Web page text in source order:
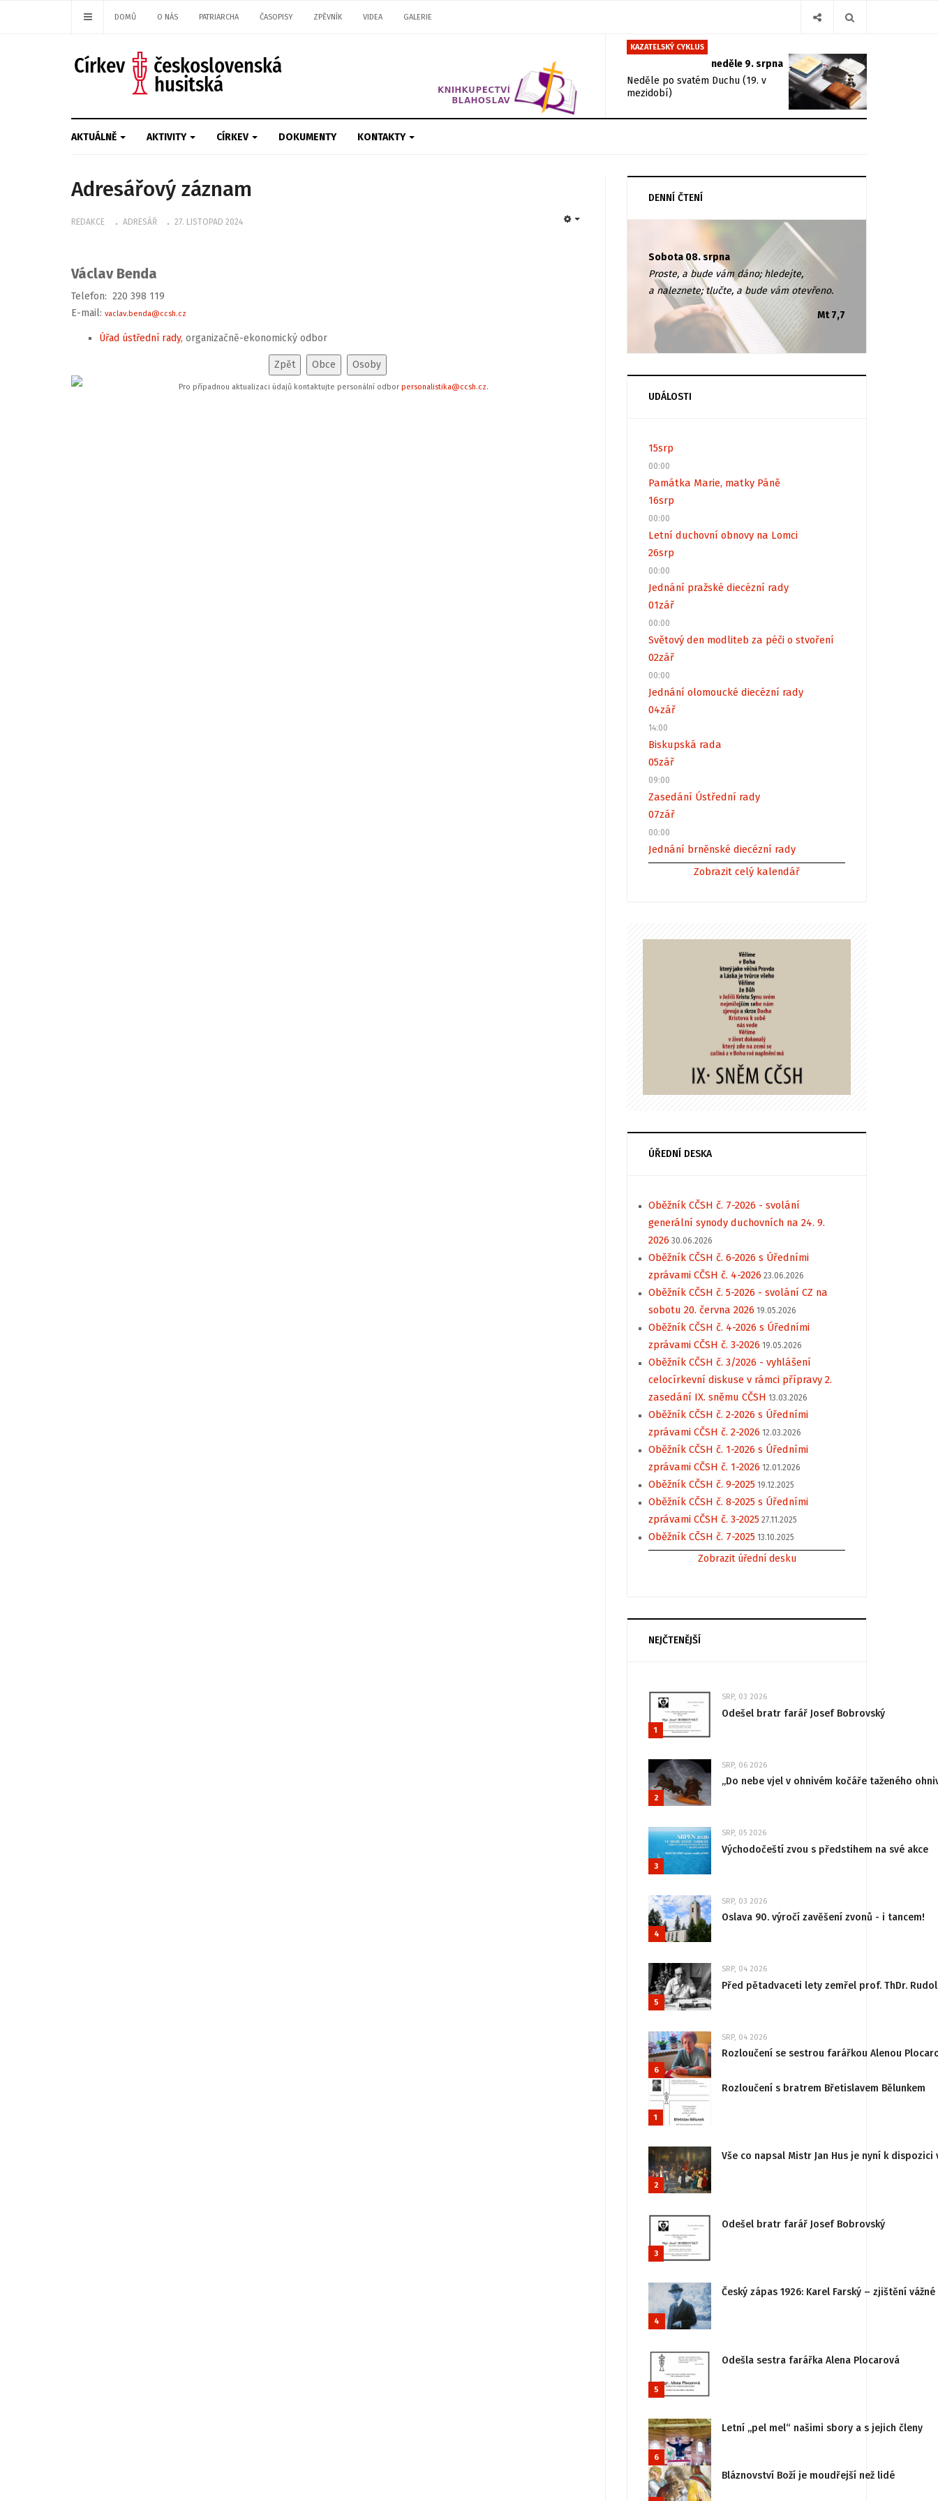
DOMŮ O NÁS PATRIARCHA ČASOPISY ZPĚVNÍK VIDEA GALERIE
KAZATELSKÝ CYKLUS
neděle 9. srpna
Neděle po svatém Duchu (19. v
mezidobí)
AKTUÁLNĚ AKTIVITY CÍRKEV DOKUMENTY KONTAKTY
Adresářový záznam
REDAKCE ADRESÁŘ 27. LISTOPAD 2024
Václav Benda
Telefon: 220 398 119
E-mail: vaclav.benda@ccsh.cz
Úřad ústřední rady, organizačně-ekonomický odbor
Pro případnou aktualizaci údajů kontaktujte personální odbor personalistika@ccsh.cz.
DENNÍ ČTENÍ
Sobota 08. srpna
Proste, a bude vám dáno; hledejte,
a naleznete; tlučte, a bude vám otevřeno.
Mt 7,7
UDÁLOSTI
15srp
00:00
Památka Marie, matky Páně
16srp
00:00
Letní duchovní obnovy na Lomci
26srp
00:00
Jednání pražské diecézní rady
01zář
00:00
Světový den modliteb za péči o stvoření
02zář
00:00
Jednání olomoucké diecézní rady
04zář
14:00
Biskupská rada
05zář
09:00
Zasedání Ústřední rady
07zář
00:00
Jednání brněnské diecézní rady
Zobrazit celý kalendář
ÚŘEDNÍ DESKA
Oběžník CČSH č. 7-2026 - svolání
generální synody duchovních na 24. 9.
2026 30.06.2026
Oběžník CČSH č. 6-2026 s Úředními
zprávami CČSH č. 4-2026 23.06.2026
Oběžník CČSH č. 5-2026 - svolání CZ na
sobotu 20. června 2026 19.05.2026
Oběžník CČSH č. 4-2026 s Úředními
zprávami CČSH č. 3-2026 19.05.2026
Oběžník CČSH č. 3/2026 - vyhlášení
celocírkevní diskuse v rámci přípravy 2.
zasedání IX. sněmu CČSH 13.03.2026
Oběžník CČSH č. 2-2026 s Úředními
zprávami CČSH č. 2-2026 12.03.2026
Oběžník CČSH č. 1-2026 s Úředními
zprávami CČSH č. 1-2026 12.01.2026
Oběžník CČSH č. 9-2025 19.12.2025
Oběžník CČSH č. 8-2025 s Úředními
zprávami CČSH č. 3-2025 27.11.2025
Oběžník CČSH č. 7-2025 13.10.2025
Zobrazit úřední desku
NEJČTENĚJŠÍ
1
SRP, 03 2026
Odešel bratr farář Josef Bobrovský
2
SRP, 06 2026
„Do nebe vjel v ohnivém kočáře taženého
3
SRP, 05 2026
Východočeští zvou s předstihem na své akce
4
SRP, 03 2026
Oslava 90. výročí zavěšení zvonů - i tancem!
5
SRP, 04 2026
Před pětadvaceti lety zemřel prof. ThDr.
6
SRP, 04 2026
Rozloučení se sestrou farářkou Alenou
1
Rozloučení s bratrem Břetislavem Bělunkem
2
Vše co napsal Mistr Jan Hus je nyní k
3
Odešel bratr farář Josef Bobrovský
4
Český zápas 1926: Karel Farský – zjištění
5
Odešla sestra farářka Alena Plocarová
6
Letní „pel mel“ našimi sbory a s jejich členy
Bláznovství Boží je moudřejší než lidé